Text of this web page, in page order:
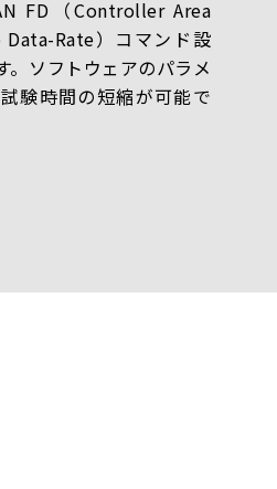
FD（Controller Area
Rate）コマンド設
。ソフトウェアのパラメ
験時間の短縮が可能で